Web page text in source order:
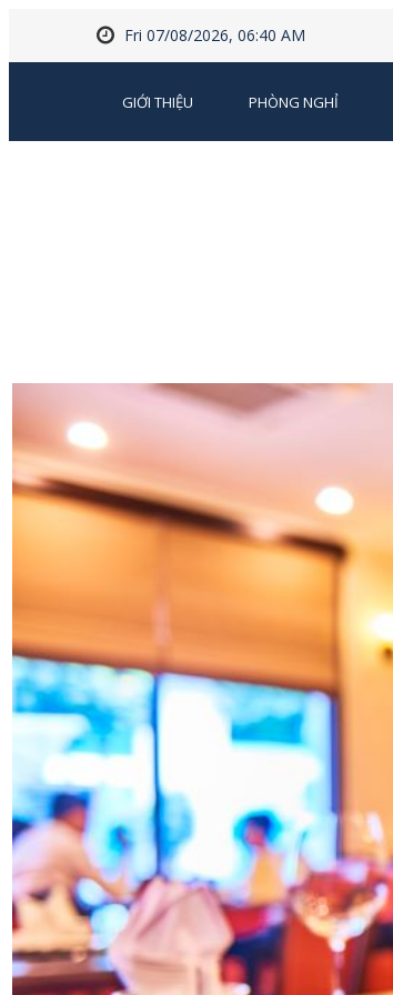
Fri 07/08/2026, 06:40 AM
GIỚI THIỆU PHÒNG NGHỈ